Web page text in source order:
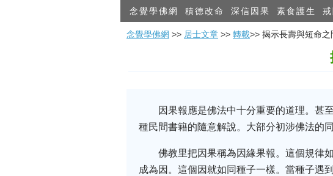
念覺學佛網 積德改命 深信因果 素食護生
念覺學佛網 >> 居士文章 >> 轉載>> 揭示長壽與短命之
因果報應是佛法中十分重要的道理。甚
種民間書籍的隨意解說。大部分初涉佛法的
佛教里把因果稱為因緣果報。這個規律
成為因。這個因就如同種子一樣。當種子遇